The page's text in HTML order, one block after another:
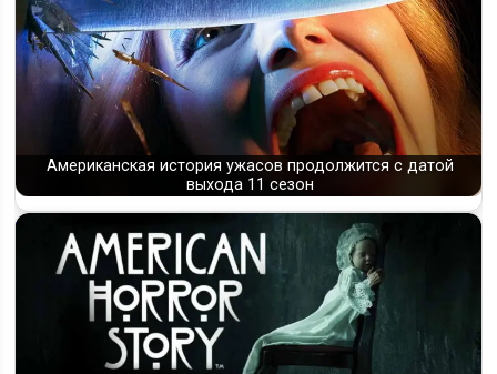
Американская история ужасов продолжится с датой
выхода 11 сезон